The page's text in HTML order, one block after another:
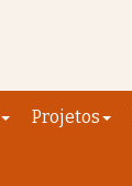
Projetos